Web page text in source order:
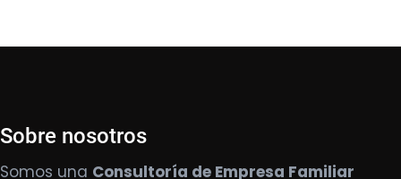
Sobre nosotros
Somos una Consultoría de Empresa Familiar